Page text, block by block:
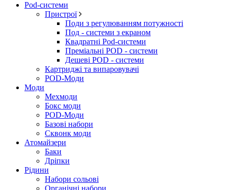
Pod-системи
Пристрої
Поди з регулюванням потужності
Под - системи з екраном
Квадратні Pod-системи
Преміальні POD - системи
Дешеві POD - системи
Картриджі та випаровувачі
POD-Моди
Моди
Мехмоди
Бокс моди
POD-Моди
Базові набори
Сквонк моди
Атомайзери
Баки
Дріпки
Рідини
Набори сольові
Органічні набори